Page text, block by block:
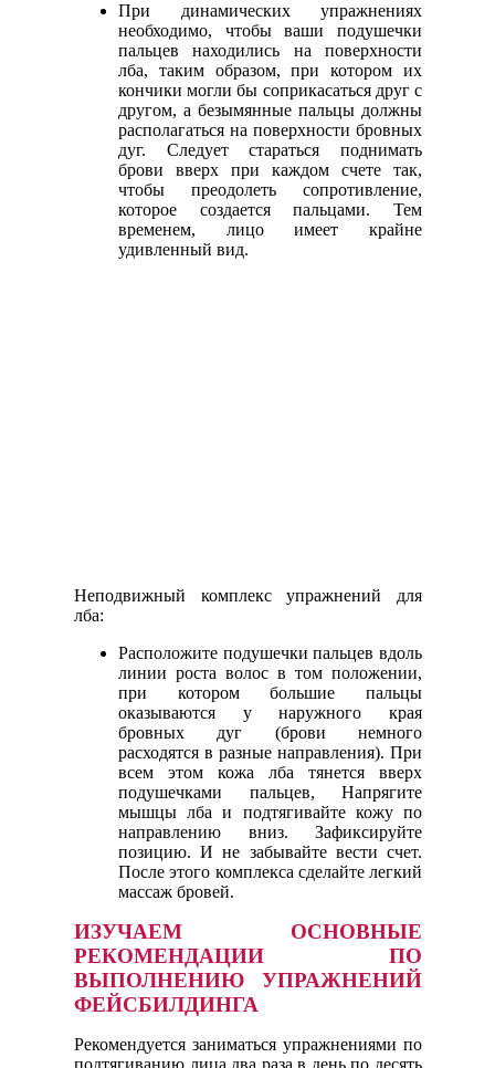
При динамических упражнениях
необходимо, чтобы ваши подушечки
пальцев находились на поверхности
лба, таким образом, при котором их
кончики могли бы соприкасаться друг с
другом, а безымянные пальцы должны
располагаться на поверхности бровных
дуг. Следует стараться поднимать
брови вверх при каждом счете так,
чтобы преодолеть сопротивление,
которое создается пальцами. Тем
временем, лицо имеет крайне
удивленный вид.
Неподвижный комплекс упражнений для
лба:
Расположите подушечки пальцев вдоль
линии роста волос в том положении,
при котором большие пальцы
оказываются у наружного края
бровных дуг (брови немного
расходятся в разные направления). При
всем этом кожа лба тянется вверх
подушечками пальцев, Напрягите
мышцы лба и подтягивайте кожу по
направлению вниз. Зафиксируйте
позицию. И не забывайте вести счет.
После этого комплекса сделайте легкий
массаж бровей.
ИЗУЧАЕМ ОСНОВНЫЕ
РЕКОМЕНДАЦИИ ПО
ВЫПОЛНЕНИЮ УПРАЖНЕНИЙ
ФЕЙСБИЛДИНГА
Рекомендуется заниматься упражнениями по